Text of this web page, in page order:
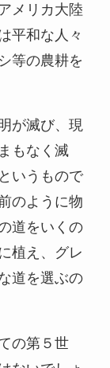
メリカ大陸
平和な人々
等の農耕を
が滅び、現
もなく滅
いうもので
のように物
道をいくの
植え、グレ
道を選ぶの
の第５世